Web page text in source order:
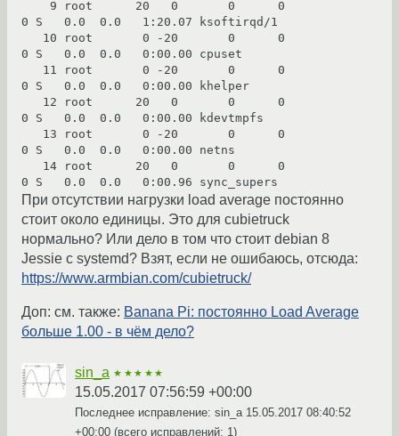
0 S   0.0  0.0   1:20.07 ksoftirqd/1
0 S   0.0  0.0   0:00.00 cpuset
0 S   0.0  0.0   0:00.00 khelper
0 S   0.0  0.0   0:00.00 kdevtmpfs
0 S   0.0  0.0   0:00.00 netns
При отсутствии нагрузки load average постоянно
стоит около единицы. Это для cubietruck
нормально? Или дело в том что стоит debian 8
Jessie с systemd? Взят, если не ошибаюсь, отсюда:
https://www.armbian.com/cubietruck/
Доп: см. также: Banana Pi: постоянно Load Average
больше 1.00 - в чём дело?
sin_a ★★★★★
15.05.2017 07:56:59 +00:00
Последнее исправление: sin_a 15.05.2017 08:40:52
+00:00 (всего исправлений: 1)